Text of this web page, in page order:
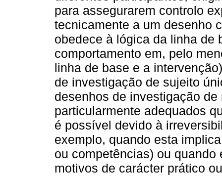
para assegurarem controlo
tecnicamente a um desenho
obedece à lógica da linha de
comportamento em, pelo
linha de base e a
de investigação de sujeito
desenhos de investigação
particularmente adequados
é possível devido à
exemplo, quando esta
ou competências) ou
motivos de carácter prático